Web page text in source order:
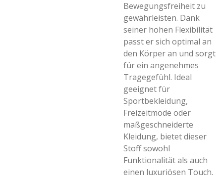
Bewegungsfreiheit zu
gewährleisten. Dank
seiner hohen Flexibilität
passt er sich optimal an
den Körper an und sorgt
für ein angenehmes
Tragegefühl. Ideal
geeignet für
Sportbekleidung,
Freizeitmode oder
maßgeschneiderte
Kleidung, bietet dieser
Stoff sowohl
Funktionalität als auch
einen luxuriösen Touch.